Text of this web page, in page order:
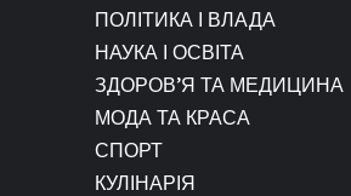
ПОЛІТИКА І ВЛАДА
НАУКА І ОСВІТА
ЗДОРОВ’Я ТА МЕДИЦИНА
МОДА ТА КРАСА
СПОРТ
КУЛІНАРІЯ